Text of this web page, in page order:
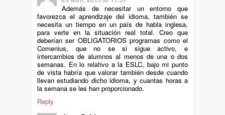
Además de necesitar un entorno que
favorezca el aprendizaje del idioma, también se
necesita un tiempo en un país de habla inglesa,
para verte en la situación real total. Creo que
deberían ser OBLIGATORIOS programas como el
Comenius, que no se si sigue activo, e
intercambios de alumnos al menos de una o dos
semanas. En lo relativo a la ESLC, bajo mi punto
de vista habría que valorar también desde cuando
llevan estudiando dicho idioma, y cuantas horas a
la semana se les han proporcionado.
Reply